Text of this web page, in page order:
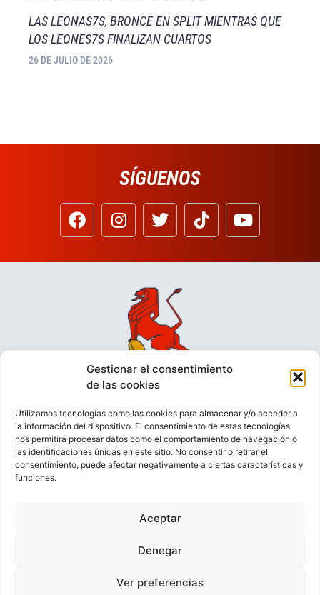
Gestionar el consentimiento
de las cookies
Utilizamos tecnologías como las cookies para almacenar y/o acceder a
la información del dispositivo. El consentimiento de estas tecnologías
nos permitirá procesar datos como el comportamiento de navegación o
las identificaciones únicas en este sitio. No consentir o retirar el
consentimiento, puede afectar negativamente a ciertas características y
funciones.
Aceptar
Denegar
Ver preferencias
LAS LEONAS7S, BRONCE EN SPLIT MIENTRAS QUE
LOS LEONES7S FINALIZAN CUARTOS
26 DE JULIO DE 2026
SÍGUENOS
VIDEOCONFERENCIAS
POLÍTICA DE PRIVACIDAD
CONTACTO
© FEDERACIÓN ESPAÑOLA DE RUGBY 2023.